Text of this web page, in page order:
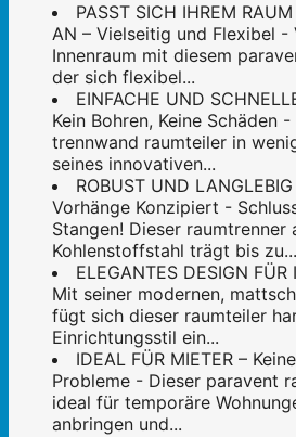
PASST SICH IHREM
AN – Vielseitig und Flexibel -
Innenraum mit diesem
der sich flexibel...
EINFACHE UND
Kein Bohren, Keine Schäden
trennwand raumteiler in
seines innovativen...
ROBUST UND
Vorhänge Konzipiert -
Stangen! Dieser
Kohlenstoffstahl trägt bis zu...
ELEGANTES DESIGN
Mit seiner modernen,
fügt sich dieser raumteiler
Einrichtungsstil ein...
IDEAL FÜR MIETER –
Probleme - Dieser paravent
ideal für temporäre
anbringen und...